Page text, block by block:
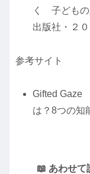
く 子どもの
出版社・２
参考サイト
Gifted Gaze
は？8つの知
📖 あわせて